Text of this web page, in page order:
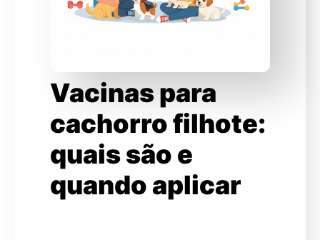
Vacinas para
cachorro filhote:
quais são e
quando aplicar